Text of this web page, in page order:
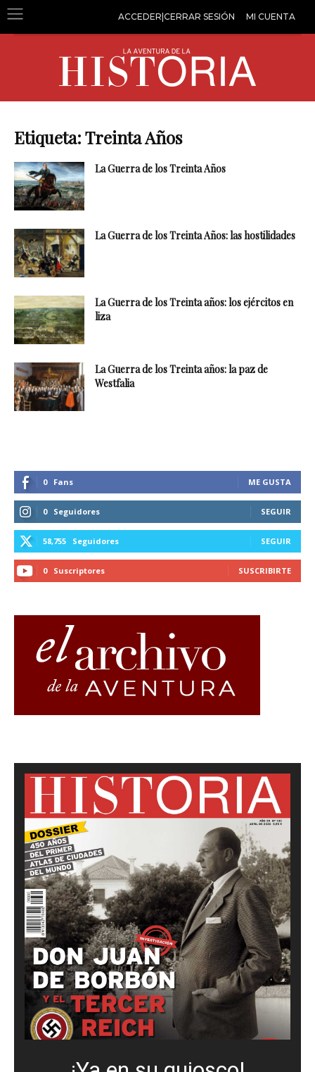
ACCEDER|CERRAR SESIÓN MI CUENTA
Etiqueta: Treinta Años
La Guerra de los Treinta Años
La Guerra de los Treinta Años: las hostilidades
La Guerra de los Treinta años: los ejércitos en
liza
La Guerra de los Treinta años: la paz de
Westfalia
0 Fans ME GUSTA
0 Seguidores SEGUIR
58,755 Seguidores SEGUIR
0 Suscriptores SUSCRIBIRTE